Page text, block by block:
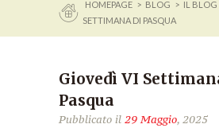
HOMEPAGE > BLOG > IL BLOG
SETTIMANA DI PASQUA
Giovedì VI
Pasqua
Pubblicato il 29 Maggio, 2025